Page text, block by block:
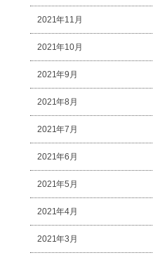
2021年11月
2021年10月
2021年9月
2021年8月
2021年7月
2021年6月
2021年5月
2021年4月
2021年3月